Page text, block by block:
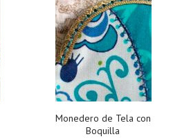
Monedero de Tela con
Boquilla